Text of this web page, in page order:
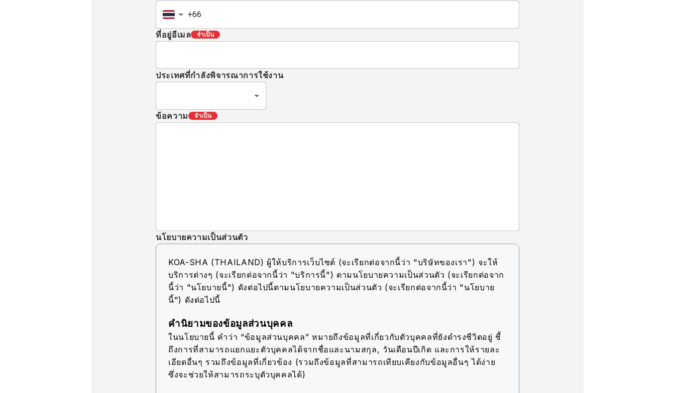
ที่อยู่อีเมล จำเป็น
ประเทศที่กำลังพิจารณาการใช้งาน
ข้อความ จำเป็น
นโยบายความเป็นส่วนตัว
KOA-SHA (THAILAND) ผู้ให้บริการเว็บไซต์ (จะเรียกต่อจากนี้ว่า "บริษัทของเรา") จะให้
บริการต่างๆ (จะเรียกต่อจากนี้ว่า "บริการนี้") ตามนโยบายความเป็นส่วนตัว (จะเรียกต่อจาก
นี้ว่า "นโยบายนี้") ดังต่อไปนี้ตามนโยบายความเป็นส่วนตัว (จะเรียกต่อจากนี้ว่า "นโยบาย
นี้") ดังต่อไปนี้
คำนิยามของข้อมูลส่วนบุคคล
ในนโยบายนี้ คำว่า “ข้อมูลส่วนบุคคล” หมายถึงข้อมูลที่เกี่ยวกับตัวบุคคลที่ยังดำรงชีวิตอยู่ ชี้
ถึงการที่สามารถแยกแยะตัวบุคคลได้จากชื่อและนามสกุล, วันเดือนปีเกิด และการให้รายละ
เอียดอื่นๆ รวมถึงข้อมูลที่เกี่ยวข้อง (รวมถึงข้อมูลที่สามารถเทียบเคียงกับข้อมูลอื่นๆ ได้ง่าย
ซึ่งจะช่วยให้สามารถระบุตัวบุคคลได้)